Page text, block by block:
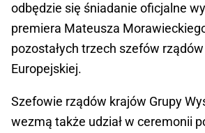
odbędzie się śniadanie oficjalne
premiera Mateusza
pozostałych trzech szefów
Europejskiej.
Szefowie rządów krajów Grupy
wezmą także udział w ceremonii